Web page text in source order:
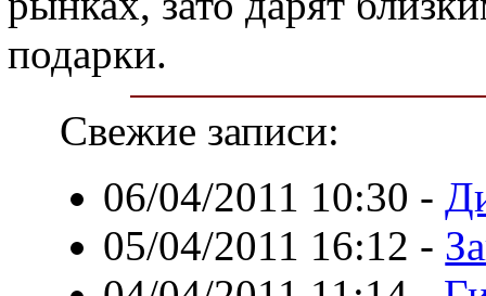
подарки.
Свежие записи:
06/04/2011 10:30 -
05/04/2011 16:12 -